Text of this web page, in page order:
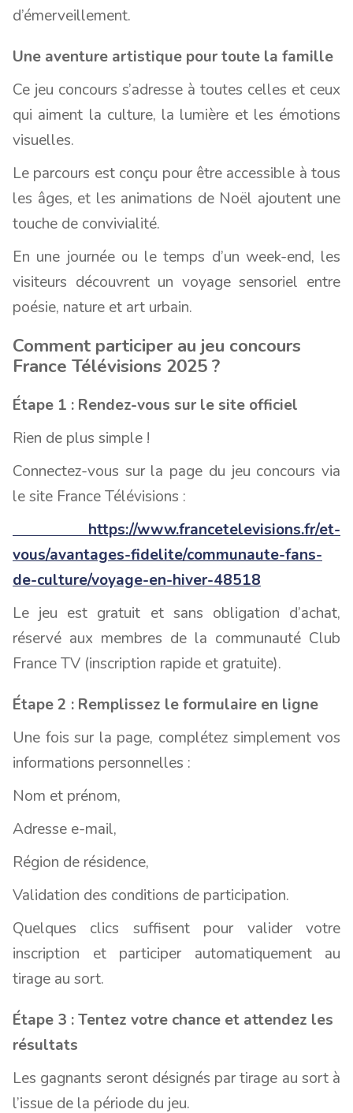
d’émerveillement.
Une aventure artistique pour toute la famille
Ce jeu concours s’adresse à toutes celles et ceux
qui aiment la culture, la lumière et les émotions
visuelles.
Le parcours est conçu pour être accessible à tous
les âges, et les animations de Noël ajoutent une
touche de convivialité.
En une journée ou le temps d’un week-end, les
visiteurs découvrent un voyage sensoriel entre
poésie, nature et art urbain.
Comment participer au jeu concours
France Télévisions 2025 ?
Étape 1 : Rendez-vous sur le site officiel
Rien de plus simple !
Connectez-vous sur la page du jeu concours via
le site France Télévisions :
https://www.francetelevisions.fr/et-
vous/avantages-fidelite/communaute-fans-
de-culture/voyage-en-hiver-48518
Le jeu est gratuit et sans obligation d’achat,
réservé aux membres de la communauté Club
France TV (inscription rapide et gratuite).
Étape 2 : Remplissez le formulaire en ligne
Une fois sur la page, complétez simplement vos
informations personnelles :
Nom et prénom,
Adresse e-mail,
Région de résidence,
Validation des conditions de participation.
Quelques clics suffisent pour valider votre
inscription et participer automatiquement au
tirage au sort.
Étape 3 : Tentez votre chance et attendez les
résultats
Les gagnants seront désignés par tirage au sort à
l’issue de la période du jeu.